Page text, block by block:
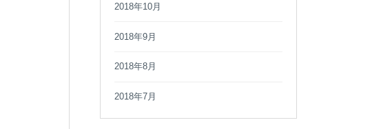
2018年10月
2018年9月
2018年8月
2018年7月